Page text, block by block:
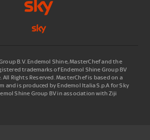
B.V. Endemol Shine, MasterChef and the
trademarks of Endemol Shine Group BV
All Rights Reserved. MasterChef is based on a
and is produced by Endemol Italia S.p.A for Sky
Shine Group BV in association with Ziji